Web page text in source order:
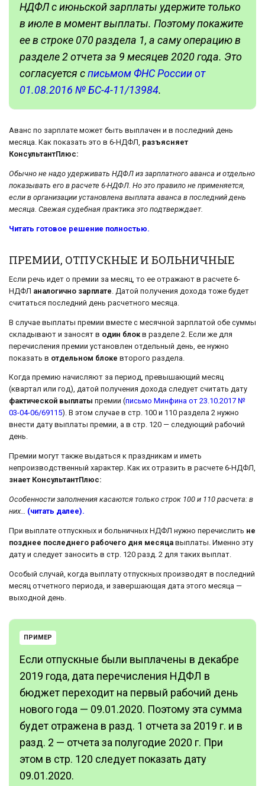
НДФЛ с июньской зарплаты удержите только
в июле в момент выплаты. Поэтому покажите
ее в строке 070 раздела 1, а саму операцию в
разделе 2 отчета за 9 месяцев 2020 года. Это
согласуется списьмом ФНС России от
01.08.2016 № БС-4-11/13984.
Аванс по зарплате может быть выплачен и в последний день
месяца. Как показать это в 6-НДФЛ, разъясняет
КонсультантПлюс:
Обычно не надо удерживать НДФЛ из зарплатного аванса и отдельно
показывать его в расчете 6-НДФЛ. Но это правило не применяется,
если в организации установлена выплата аванса в последний день
месяца. Свежая судебная практика это подтверждает.
Читать готовое решение полностью.
ПРЕМИИ, ОТПУСКНЫЕ И БОЛЬНИЧНЫЕ
Если речь идет о премии за месяц, то ее отражают в расчете 6-
НДФЛ аналогично зарплате Датой получения дохода тоже будет
считаться последний день расчетного месяца.
В случае выплаты премии вместе с месячной зарплатой обе суммы
складывают и заносят в один блок в разделе 2. Если же для
перечисления премии установлен отдельный день, ее нужно
показать в отдельном блоке второго раздела.
Когда премию начисляют за период, превышающий месяц
(квартал или год), датой получения дохода следует считать дату
фактической выплаты премии (письмо Минфина от 23.10.2017 №
03-04-06/69115). В этом случае в стр. 100 и 110 раздела 2 нужно
внести дату выплаты премии, а в стр. 120 — следующий рабочий
день.
Премии могут также выдаться к праздникам и иметь
непроизводственный характер. Как их отразить в расчете 6-НДФЛ,
знает КонсультантПлюс:
Особенности заполнения касаются только строк 100 и 110 расчета: в
них… (читать далее).
При выплате отпускных и больничных НДФЛ нужно перечислить не
позднее последнего рабочего дня месяца выплаты. Именно эту
дату и следует заносить в стр. 120 разд. 2 для таких выплат.
Особый случай, когда выплату отпускных производят в последний
месяц отчетного периода, и завершающая дата этого месяца —
выходной день.
ПРИМЕР
Если отпускные были выплачены в декабре
2019 года, дата перечисления НДФЛ в
бюджет переходит на первый рабочий день
нового года — 09.01.2020. Поэтому эта сумма
будет отражена в разд. 1 отчета за 2019 г. и в
разд. 2 — отчета за полугодие 2020 г. При
этом в стр. 120 следует показать дату
09.01.2020.